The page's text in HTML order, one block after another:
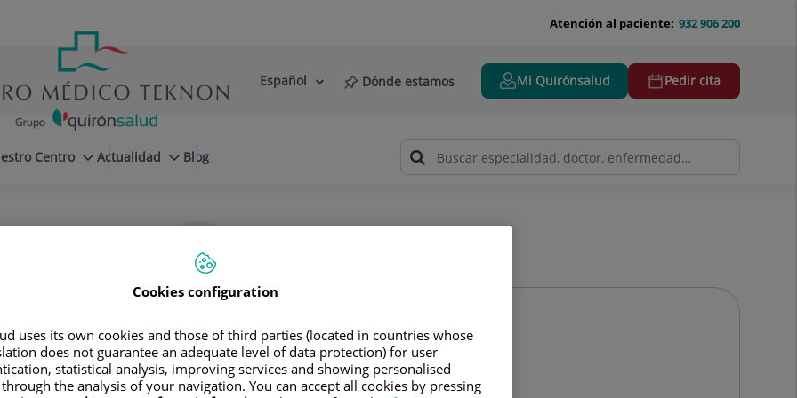
932 906 200
Atención al paciente:
Selector
Idioma
Español Dónde estamos Mi Quirónsalud Pedir cita
Centro Actualidad Blog
FelipeMoreira Borim
Cookies configuration
uses its own cookies and those of third parties (located in countries whose
does not guarantee an adequate level of data protection) for user
statistical analysis, improving services and showing personalised
the analysis of your navigation. You can accept all cookies by pressing